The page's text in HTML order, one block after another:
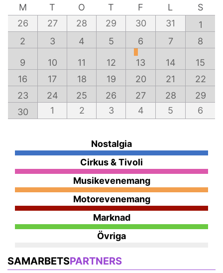
M
T O T F L
S
26
27 28 29 30 31
1
2
3 4 5 6 7 8
9 10 11 12 13 14
15
16
17 18 19 20 21
22
23
24 25 26 27 28
29
30
1 2 3 4 5 6
Nostalgia
Cirkus & Tivoli
Musikevenemang
Motorevenemang
Marknad
Övriga
SAMARBETSPARTNERS